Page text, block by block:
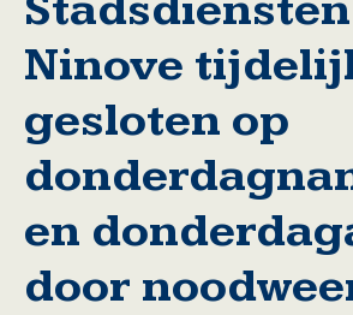
Ninove
gesloten op
en
door